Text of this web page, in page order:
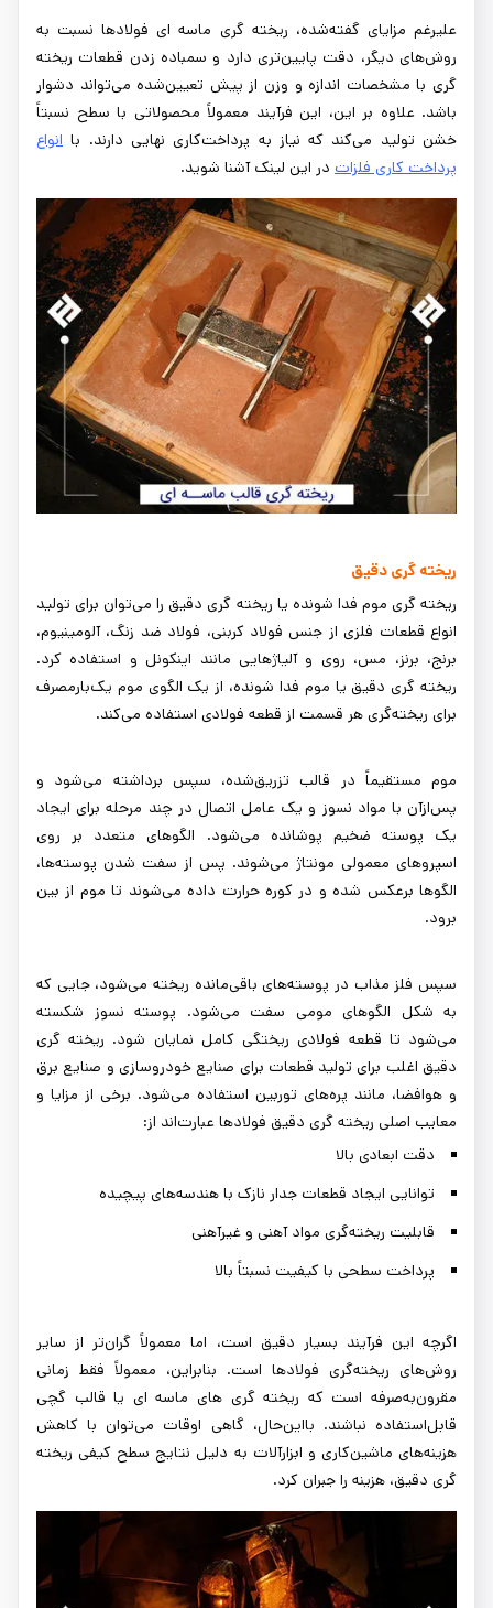
علیرغم مزایای گفته‌شده، ریخته گری ماسه ای فولادها نسبت به
روش‌های دیگر، دقت پایین‌تری دارد و سمباده زدن قطعات ریخته
گری با مشخصات اندازه و وزن از پیش تعیین‌شده می‌تواند دشوار
باشد. علاوه بر این، این فرآیند معمولاً محصولاتی با سطح نسبتاً
خشن تولید می‌کند که نیاز به پرداخت‌کاری نهایی دارند. با انواع
پرداخت کاری فلزات در این لینک آشنا شوید.
ریخته گری دقیق
ریخته گری موم فدا شونده یا ریخته گری دقیق را می‌توان برای تولید
انواع قطعات فلزی از جنس فولاد کربنی، فولاد ضد زنگ، آلومینیوم،
برنج، برنز، مس، روی و آلیاژهایی مانند اینکونل و استفاده کرد.
ریخته گری دقیق یا موم فدا شونده، از یک الگوی موم یک‌بارمصرف
برای ریخته‌گری هر قسمت از قطعه فولادی استفاده می‌کند.
موم مستقیماً در قالب تزریق‌شده، سپس برداشته می‌شود و
پس‌ازآن با مواد نسوز و یک عامل اتصال در چند مرحله برای ایجاد
یک پوسته ضخیم پوشانده می‌شود. الگوهای متعدد بر روی
اسپروهای معمولی مونتاژ می‌شوند. پس از سفت شدن پوسته‌ها،
الگوها برعکس شده و در کوره حرارت داده می‌شوند تا موم از بین
برود.
سپس فلز مذاب در پوسته‌های باقی‌مانده ریخته می‌شود، جایی که
به شکل الگوهای مومی سفت می‌شود. پوسته نسوز شکسته
می‌شود تا قطعه فولادی ریختگی کامل نمایان شود. ریخته گری
دقیق اغلب برای تولید قطعات برای صنایع خودروسازی و صنایع برق
و هوافضا، مانند پره‌های توربین استفاده می‌شود. برخی از مزایا و
معایب اصلی ریخته گری دقیق فولادها عبارت‌اند از:
دقت ابعادی بالا
توانایی ایجاد قطعات جدار نازک با هندسه‌های پیچیده
قابلیت ریخته‌گری مواد آهنی و غیرآهنی
پرداخت سطحی با کیفیت نسبتاً بالا
اگرچه این فرآیند بسیار دقیق است، اما معمولاً گران‌تر از سایر
روش‌های ریخته‌گری فولادها است. بنابراین، معمولاً فقط زمانی
مقرون‌به‌صرفه است که ریخته ‌گری‌ های ماسه ای یا قالب گچی
قابل‌استفاده نباشند. بااین‌حال، گاهی اوقات می‌توان با کاهش
هزینه‌های ماشین‌کاری و ابزارآلات به دلیل نتایج سطح کیفی ریخته
گری دقیق، هزینه را جبران کرد.